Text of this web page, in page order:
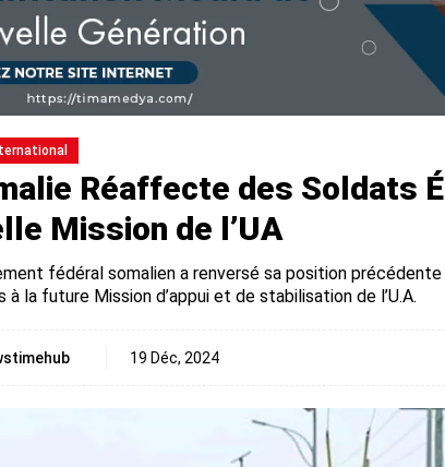
Réaffecte des Soldats
Mission de l’UA
fédéral somalien a renversé sa position
à la future Mission d’appui et de stabilisation de l’U.A.
19 Déc, 2024